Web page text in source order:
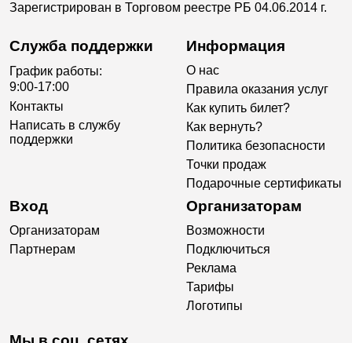
Зарегистрирован в Торговом реестре РБ 04.06.2014 г.
Служба поддержки
График работы:
9:00-17:00
Контакты
Написать в службу
поддержки
Информация
О нас
Правила оказания услуг
Как купить билет?
Как вернуть?
Политика безопасности
Точки продаж
Подарочные сертификаты
Вход
Организаторам
Партнерам
Организаторам
Возможности
Подключиться
Реклама
Тарифы
Логотипы